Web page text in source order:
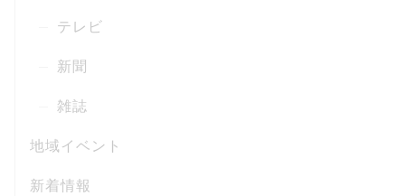
テレビ
新聞
雑誌
地域イベント
新着情報